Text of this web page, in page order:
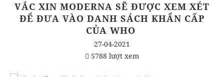
VẮC XIN MODERNA SẼ ĐƯỢC XEM XÉT
ĐỂ ĐƯA VÀO DANH SÁCH KHẨN CẤP
CỦA WHO
27-04-2021
5788 lượt xem